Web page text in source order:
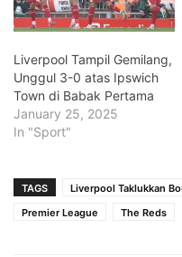
Liverpool Tampil Gemilang,
Unggul 3-0 atas Ipswich
Town di Babak Pertama
January 25, 2025
In "Sport"
TAGS Liverpool Taklukkan
Premier League
The Reds